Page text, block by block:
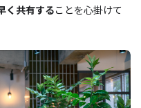
く共有することを心掛けて